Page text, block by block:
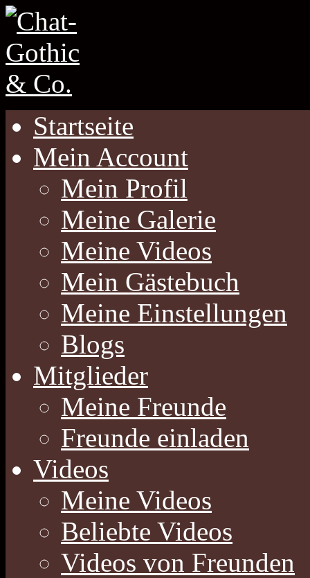
Startseite
Mein Account
Mein Profil
Meine Galerie
Meine Videos
Mein Gästebuch
Meine Einstellungen
Blogs
Mitglieder
Meine Freunde
Freunde einladen
Videos
Meine Videos
Beliebte Videos
Videos von Freunden